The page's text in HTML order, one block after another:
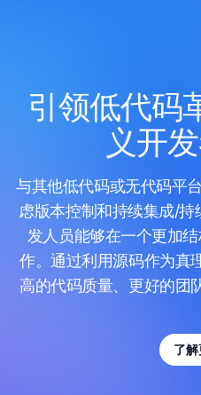
引领低代码
义开
与其他低代码或无代码平
虑版本控制和持续集成/
发人员能够在一个更加
作。通过利用源码作为真
高的代码质量、更好的团
了